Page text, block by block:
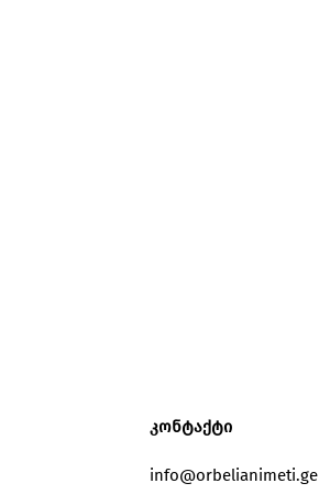
კონტაქტი
info@orbelianimeti.ge